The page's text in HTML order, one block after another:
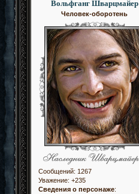
Вольфганг Шварцмайер
Человек-оборотень
Сообщений: 1267
Уважение: +235
Сведения о персонаже: